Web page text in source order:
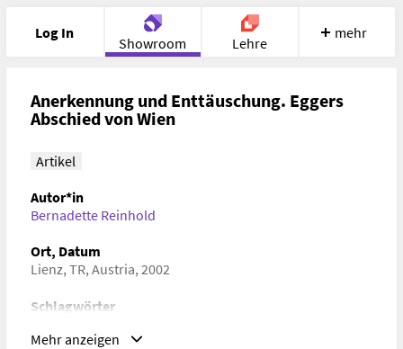
Log In
Showroom Lehre
Portfolio Image Cloud
mehr
Anerkennung und Enttäuschung. Eggers
Abschied von Wien
Artikel
Autor*in
Bernadette Reinhold
Ort, Datum
Lienz, TR, Austria, 2002
Schlagwörter
Mehr anzeigen